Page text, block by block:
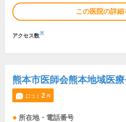
この医院の詳細
アクセス数※
熊本市医師会熊本地域医
口コミ 2件
所在地・電話番号